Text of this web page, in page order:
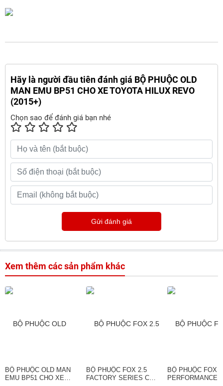
Hãy là người đầu tiên đánh giá BỘ PHUỘC OLD
MAN EMU BP51 CHO XE TOYOTA HILUX REVO
(2015+)
Chọn sao để đánh giá bạn nhé
Gửi đánh giá
Xem thêm các sản phẩm khác
BỘ PHUỘC OLD MAN
EMU BP51 CHO XE
BỘ PHUỘC FOX 2.5
FACTORY SERIES CHO
BỘ PHUỘC FOX
PERFORMANCE